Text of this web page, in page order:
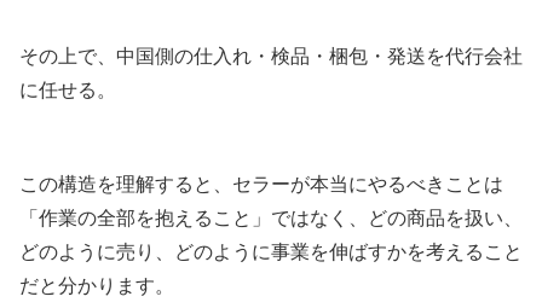
その上で、中国側の仕入れ・検品・梱包・発送を代行会社
に任せる。
この構造を理解すると、セラーが本当にやるべきことは
「作業の全部を抱えること」ではなく、どの商品を扱い、
どのように売り、どのように事業を伸ばすかを考えること
だと分かります。